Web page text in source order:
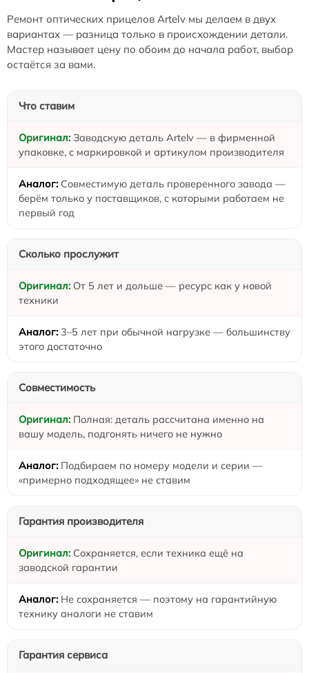
Ремонт оптических прицелов Artelv мы делаем в двух
вариантах — разница только в происхождении детали.
Мастер называет цену по обоим до начала работ, выбор
остаётся за вами.
Что ставим
Заводскую деталь Artelv — в фирменной
упаковке, с маркировкой и артикулом производителя
Совместимую деталь проверенного завода —
берём только у поставщиков, с которыми работаем не
первый год
Сколько прослужит
От 5 лет и дольше — ресурс как у новой
техники
3–5 лет при обычной нагрузке — большинству
этого достаточно
Совместимость
Полная: деталь рассчитана именно на
вашу модель, подгонять ничего не нужно
Подбираем по номеру модели и серии —
«примерно подходящее» не ставим
Гарантия производителя
Сохраняется, если техника ещё на
заводской гарантии
Не сохраняется — поэтому на гарантийную
технику аналоги не ставим
Гарантия сервиса